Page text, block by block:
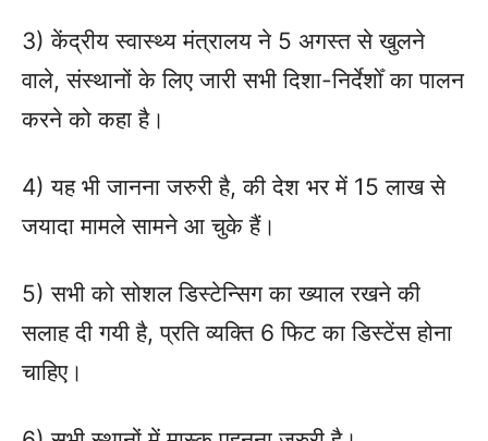
​3) केंद्रीय स्वास्थ्य मंत्रालय ने 5 अगस्त से खुलने
वाले, संस्थानों के लिए जारी सभी दिशा-निर्देशोँ का पालन
करने को कहा है।
4) यह भी जानना जरुरी है, की देश भर में 15 लाख से
जयादा मामले सामने आ चुके हैं।
​5) सभी को सोशल डिस्टेन्सिग का ख्याल रखने की
सलाह दी गयी है, प्रति व्यक्ति 6 फिट का डिस्टेंस होना
चाहिए।